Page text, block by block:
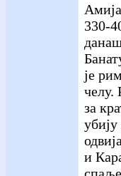
330-
је
челу.
за
и